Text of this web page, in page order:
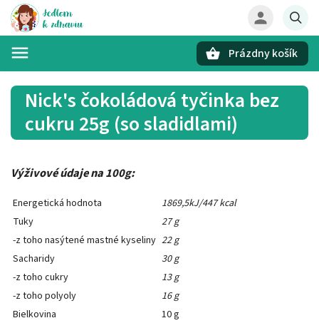
Prázdny košík
Nick's čokoládová tyčinka bez
cukru 25g (so sladidlami)
Výživové údaje na 100g:
Energetická hodnota
1869,5kJ/447 kcal
Tuky
27 g
-z toho nasýtené mastné kyseliny 22 g
Sacharidy
30 g
-z toho cukry
13 g
-z toho polyoly
16 g
Bielkovina
10 g